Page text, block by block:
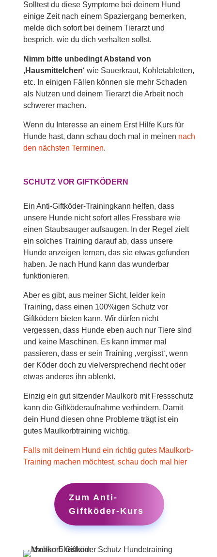
Solltest du diese Symptome bei deinem Hund
einige Zeit nach einem Spaziergang bemerken,
melde dich sofort bei deinem Tierarzt und
besprich, wie du dich verhalten sollst.
Nimm bitte unbedingt Abstand von
‚Hausmittelchen‘ wie Sauerkraut, Kohletabletten,
etc. In einigen Fällen können sie mehr Schaden
als Nutzen und deinem Tierarzt die Arbeit noch
schwerer machen.
Wenn du Interesse an einem Erst Hilfe Kurs für
Hunde hast, dann schau doch mal in meinen nach
den nächsten Terminen.
SCHUTZ VOR GIFTKÖDERN
Ein Anti-Giftköder-Trainingkann helfen, dass
unsere Hunde nicht sofort alles Fressbare wie
einen Staubsauger aufsaugen. In der Regel zielt
ein solches Training darauf ab, dass unsere
Hunde anzeigen lernen, das sie etwas gefunden
haben. Je nach Hund kann das wunderbar
funktionieren.
Aber es gibt, aus meiner Sicht, leider kein
Training, dass einen 100%igen Schutz vor
Giftködern bieten kann. Wir dürfen nicht
vergessen, dass Hunde eben auch nur Tiere sind
und keine Maschinen. Es kann immer mal
passieren, dass er sein Training ‚vergisst‘, wenn
der Köder doch zu vielversprechend riecht oder
etwas anderes ihn ablenkt.
Einzig ein gut sitzender Maulkorb mit Fressschutz
kann die Giftköderaufnahme verhindern. Damit
dein Hund diesen ohne Probleme trägt ist ein
gutes Maulkorbtraining wichtig.
Falls mit deinem Hund ein richtig gutes Maulkorb-
Training machen möchtest, schau doch mal hier
Zum Anti-
Giftköder-Kurs